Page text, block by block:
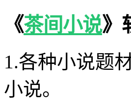
《茶间小说》
1.各种小说题
小说。